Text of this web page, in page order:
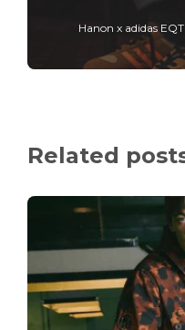
Hanon x adidas
Related